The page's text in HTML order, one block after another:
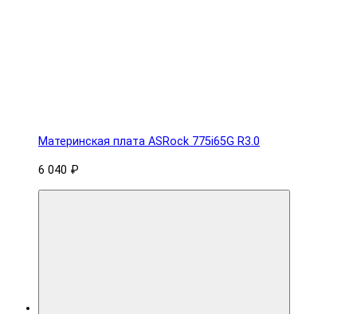
Материнская плата ASRock 775i65G R3.0
6 040 ₽